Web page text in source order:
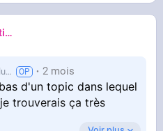
Félin Cosmo-Méditatif 站桩
Grolutes 2 mois
d'un topic dans lequel
trouverais ça très